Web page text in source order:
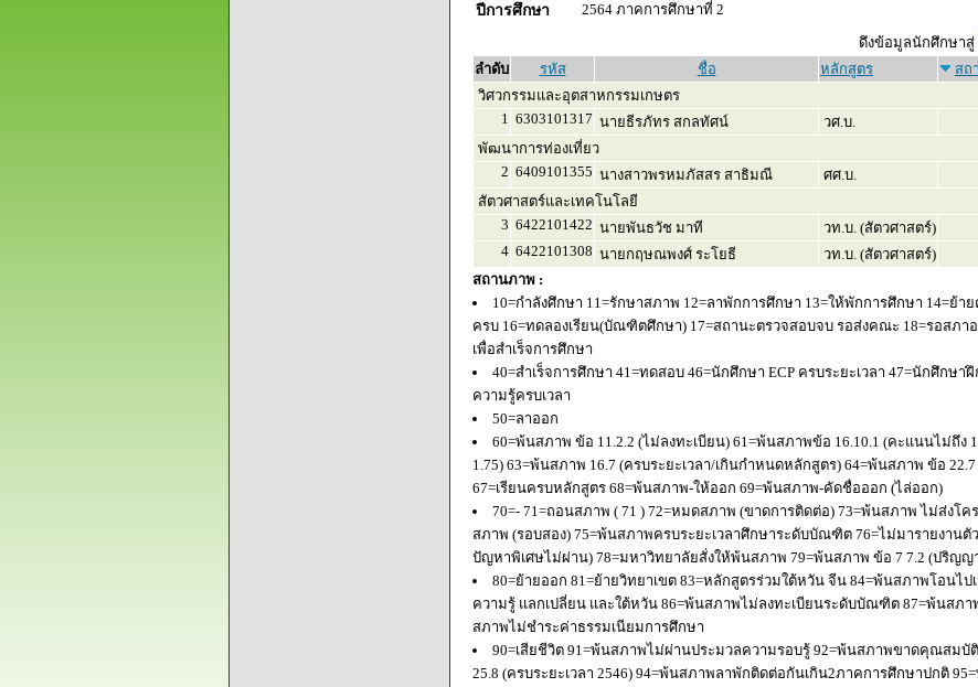
ปีการศึกษา
2564 ภาคการศึกษาที่ 2
ดึงข้อมูลนักศึกษาสู่
ลำดับ
รหัส ชื่อ หลักสูตร
สถ
วิศวกรรมและอุตสาหกรรมเกษตร
1 6303101317 นายธีรภัทร สกลทัศน์ วศ.บ.
พัฒนาการท่องเที่ยว
2 6409101355 นางสาวพรหมภัสสร สาธิมณี ศศ.บ.
สัตวศาสตร์และเทคโนโลยี
3 6422101422 นายพันธวัช มาที วท.บ. (สัตวศาสตร์)
4 6422101308 นายกฤษณพงศ์ ระโยธี วท.บ. (สัตวศาสตร์)
สถานภาพ :
10=กำลังศึกษา 11=รักษาสภาพ 12=ลาพักการศึกษา 13=ให้พักการศึกษา 14=ย้
ครบ 16=ทดลองเรียน(บัณฑิตศึกษา) 17=สถานะตรวจสอบจบ รอส่งคณะ 18=รอสภา
เพื่อสำเร็จการศึกษา
40=สำเร็จการศึกษา 41=ทดสอบ 46=นักศึกษา ECP ครบระยะเวลา 47=นักศึกษ
ความรู้ครบเวลา
50=ลาออก
60=พ้นสภาพ ข้อ 11.2.2 (ไม่ลงทะเบียน) 61=พ้นสภาพข้อ 16.10.1 (คะแนนไม่ถึง
1.75) 63=พ้นสภาพ 16.7 (ครบระยะเวลา/เกินกำหนดหลักสูตร) 64=พ้นสภาพ ข้อ
67=เรียนครบหลักสูตร 68=พ้นสภาพ-ให้ออก 69=พ้นสภาพ-คัดชื่อออก (ไล่ออก)
70=- 71=ถอนสภาพ ( 71 ) 72=หมดสภาพ (ขาดการติดต่อ) 73=พ้นสภาพ ไม่ส่งโ
สภาพ (รอบสอง) 75=พ้นสภาพครบระยะเวลาศึกษาระดับบัณฑิต 76=ไม่มารายงา
ปัญหาพิเศษไม่ผ่าน) 78=มหาวิทยาลัยสั่งให้พ้นสภาพ 79=พ้นสภาพ ข้อ 7 7.2 (ปริญ
80=ย้ายออก 81=ย้ายวิทยาเขต 83=หลักสูตรร่วมใต้หวัน จีน 84=พ้นสภาพโอนไ
ความรู้ แลกเปลี่ยน และใต้หวัน 86=พ้นสภาพไม่ลงทะเบียนระดับบัณฑิต 87=พ้นสภา
สภาพไม่ชำระค่าธรรมเนียมการศึกษา
90=เสียชีวิต 91=พ้นสภาพไม่ผ่านประมวลความรอบรู้ 92=พ้นสภาพขาดคุณสมบั
25.8 (ครบระยะเวลา 2546) 94=พ้นสภาพลาพักติดต่อกันเกิน2ภาคการศึกษาปกติ